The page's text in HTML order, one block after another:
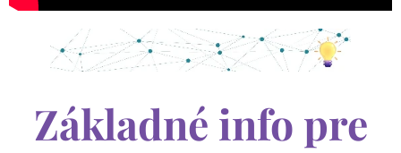
Základné info pre